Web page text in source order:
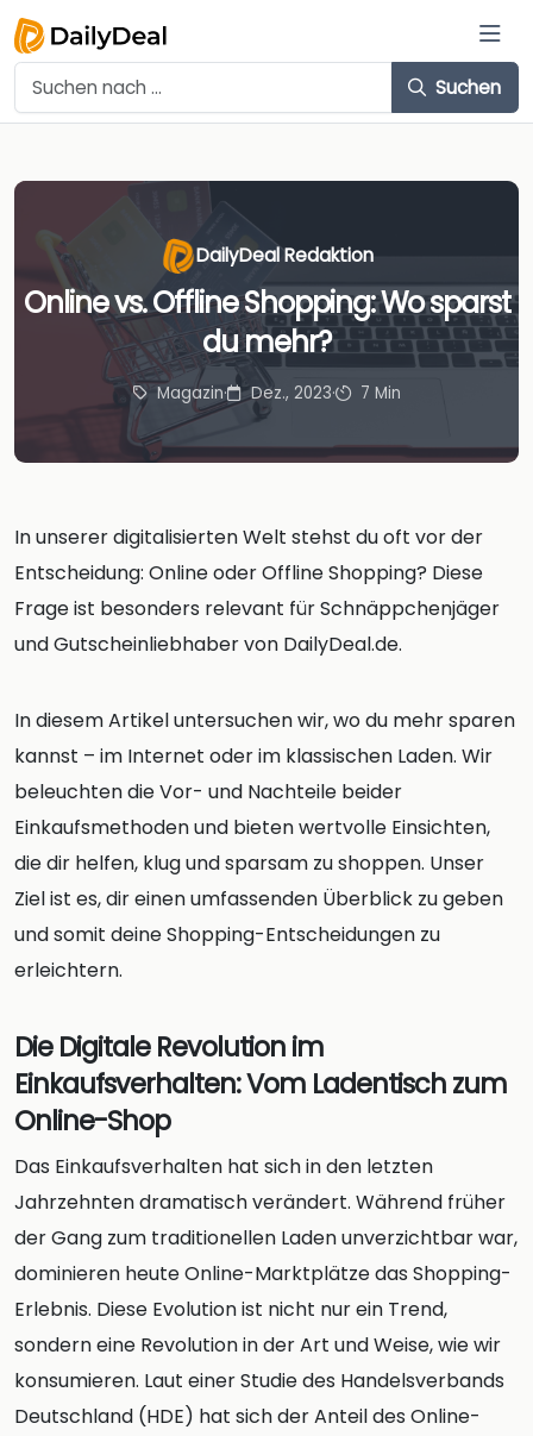
Suchen
DailyDeal Redaktion
Online vs. Offline Shopping: Wo sparst
du mehr?
Magazin· Dez., 2023· 7 Min
In unserer digitalisierten Welt stehst du oft vor der
Entscheidung: Online oder Offline Shopping? Diese
Frage ist besonders relevant für Schnäppchenjäger
und Gutscheinliebhaber von DailyDeal.de.
In diesem Artikel untersuchen wir, wo du mehr sparen
kannst – im Internet oder im klassischen Laden. Wir
beleuchten die Vor- und Nachteile beider
Einkaufsmethoden und bieten wertvolle Einsichten,
die dir helfen, klug und sparsam zu shoppen. Unser
Ziel ist es, dir einen umfassenden Überblick zu geben
und somit deine Shopping-Entscheidungen zu
erleichtern.
Die Digitale Revolution im
Einkaufsverhalten: Vom Ladentisch zum
Online-Shop
Das Einkaufsverhalten hat sich in den letzten
Jahrzehnten dramatisch verändert. Während früher
der Gang zum traditionellen Laden unverzichtbar war,
dominieren heute Online-Marktplätze das Shopping-
Erlebnis. Diese Evolution ist nicht nur ein Trend,
sondern eine Revolution in der Art und Weise, wie wir
konsumieren. Laut einer Studie des Handelsverbands
Deutschland (HDE) hat sich der Anteil des Online-